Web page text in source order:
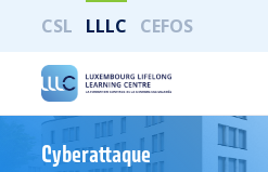
CSL LLLC CEFOS
Cyberattaque